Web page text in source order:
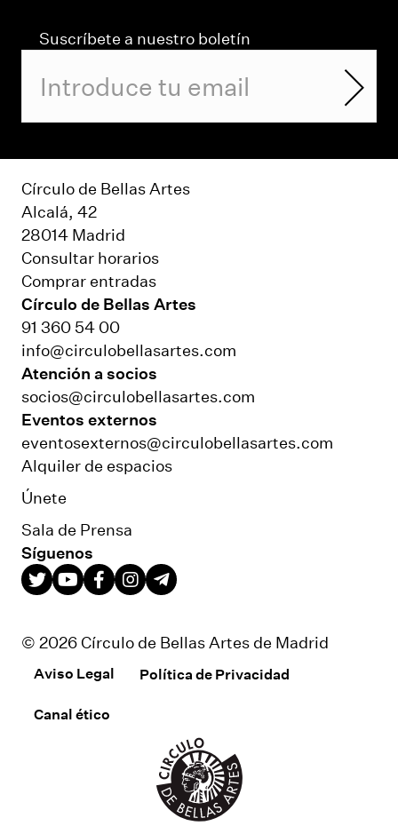
Suscríbete a nuestro boletín
Círculo de Bellas Artes
Alcalá, 42
28014 Madrid
Consultar horarios
Comprar entradas
Círculo de Bellas Artes
91 360 54 00
info@circulobellasartes.com
Atención a socios
socios@circulobellasartes.com
Eventos externos
eventosexternos@circulobellasartes.com
Alquiler de espacios
Únete
Sala de Prensa
Síguenos
© 2026 Círculo de Bellas Artes de Madrid
Aviso Legal Política de Privacidad
Canal ético